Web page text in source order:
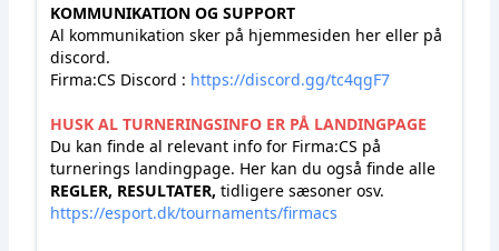
KOMMUNIKATION OG SUPPORT
Al kommunikation sker på hjemmesiden her eller på
discord.
Firma:CS Discord : https://discord.gg/tc4qgF7
HUSK AL TURNERINGSINFO ER PÅ LANDINGPAGE
Du kan finde al relevant info for Firma:CS på
turnerings landingpage. Her kan du også finde alle
REGLER, RESULTATER, tidligere sæsoner osv.
https://esport.dk/tournaments/firmacs